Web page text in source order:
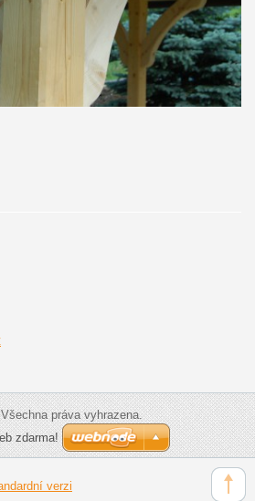
práva vyhrazena.
zdarma!
verzi